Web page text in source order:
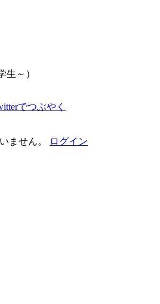
生～）
でつぶやく
ません。
ログイン